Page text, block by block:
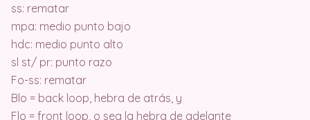
ss: rematar
mpa: medio punto bajo
hdc: medio punto alto
sl st/ pr: punto razo
Fo-ss: rematar
Blo = back loop, hebra de atrás, y
Flo = front loop, o sea la hebra de adelante